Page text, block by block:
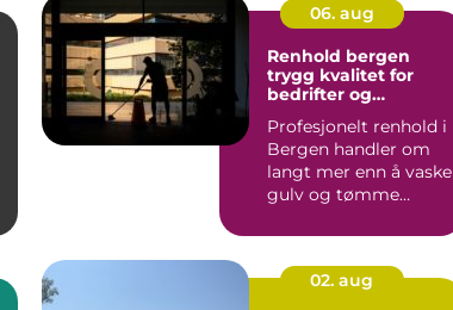
06. aug
Renhold bergen
trygg kvalitet for
bedrifter og
Profesjonelt renhold i
Bergen handler om
langt mer enn å vaske
gulv og tømme
...
02. aug